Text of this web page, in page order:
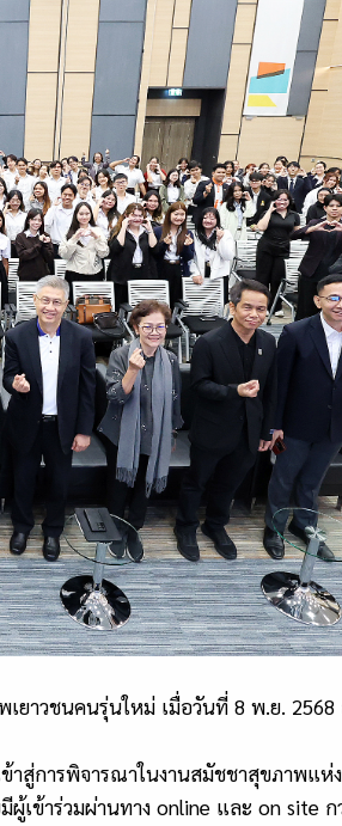
เยาวชนคนรุ่นใหม่ เมื่อวันที่ 8 พ.ย. 2568
าสู่การพิจารณาในงานสมัชชาสุขภาพแห่
ผู้เข้าร่วมผ่านทาง online และ on site ก